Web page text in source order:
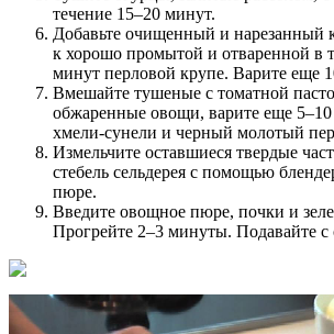
течение 15–20 минут.
Добавьте очищенный и нарезанный
к хорошо промытой и отваренной в
минут перловой крупе. Варите еще
Вмешайте тушеные с томатной
обжаренные овощи, варите еще
хмели-сунели и черный молотый
Измельчите оставшиеся твердые
стебель сельдерея с помощью
пюре.
Введите овощное пюре, почки и
Прогрейте 2–3 минуты. Подавайте с